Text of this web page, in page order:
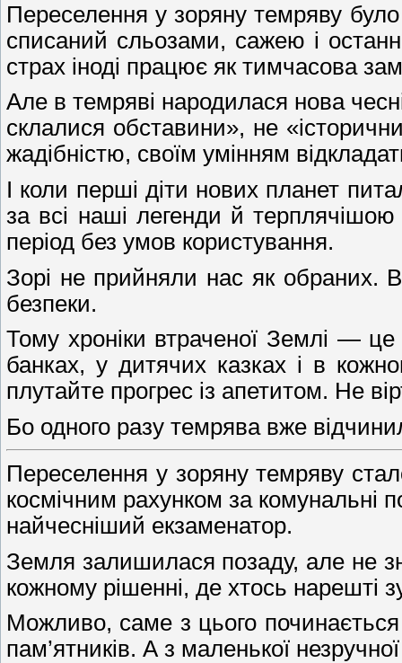
Переселення у зоряну темряву
списаний сльозами, сажею і
страх іноді працює як тимчасова
Але в темряві народилася нова
склалися обставини», не
жадібністю, своїм умінням
І коли перші діти нових планет
за всі наші легенди й
період без умов користування.
Зорі не прийняли нас як обраних.
безпеки.
Тому хроніки втраченої Землі —
банках, у дитячих казках і в
плутайте прогрес із апетитом. Не
Бо одного разу темрява вже
Переселення у зоряну темряву
космічним рахунком за комунальні
найчесніший екзаменатор.
Земля залишилася позаду, але не
кожному рішенні, де хтось нарешті
Можливо, саме з цього починається
пам’ятників. А з маленької